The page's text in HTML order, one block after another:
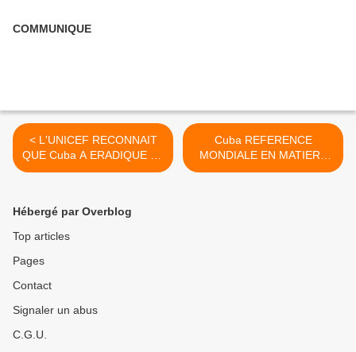
COMMUNIQUE
< L'UNICEF RECONNAIT
QUE Cuba A ERADIQUE LA
DENUTRITION INFANTILE
Cuba REFERENCE
MONDIALE EN MATIERE
DE REHABILITATION
Hébergé par Overblog
Top articles
Pages
Contact
Signaler un abus
C.G.U.